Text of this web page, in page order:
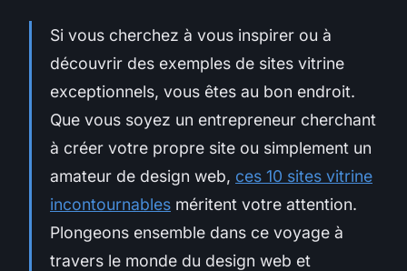
Si vous cherchez à vous inspirer ou à
découvrir des exemples de sites vitrine
exceptionnels, vous êtes au bon endroit.
Que vous soyez un entrepreneur cherchant
à créer votre propre site ou simplement un
amateur de design web, ces 10 sites vitrine
incontournables méritent votre attention.
Plongeons ensemble dans ce voyage à
travers le monde du design web et